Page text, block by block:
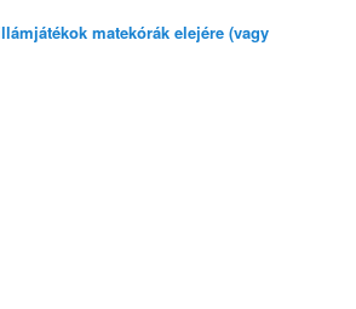
matekórák elejére (vagy